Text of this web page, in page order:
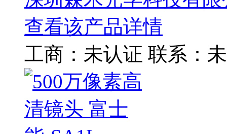
查看该产品详情
工商： 未认证 联系：